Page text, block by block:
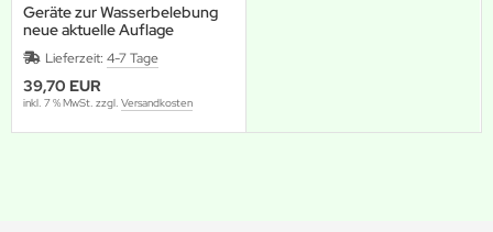
Geräte zur Wasserbelebung
neue aktuelle Auflage
Lieferzeit: 4-7 Tage
39,70 EUR
inkl. 7 % MwSt. zzgl. Versandkosten